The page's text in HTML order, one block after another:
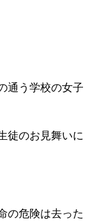
通う学校の女子
徒のお見舞いに
の危険は去った